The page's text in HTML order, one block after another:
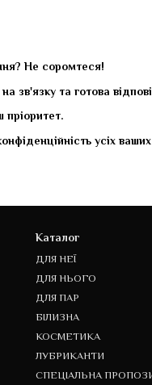
Не соромтеся!
зв'язку та готова
пріоритет.
усіх
Каталог
ДЛЯ НЕЇ
ДЛЯ НЬОГО
ДЛЯ ПАР
БІЛИЗНА
КОСМЕТИКА
ЛУБРИКАНТИ
СПЕЦІАЛЬНА